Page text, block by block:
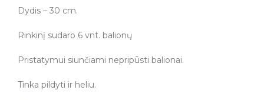
Dydis – 30 cm.
Rinkinį sudaro 6 vnt. balionų
Pristatymui siunčiami nepripūsti balionai.
Tinka pildyti ir heliu.